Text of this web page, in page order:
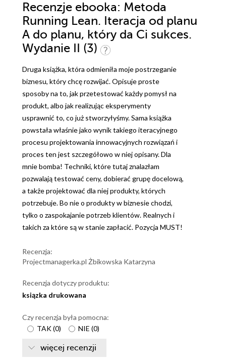
Recenzje ebooka: Metoda
Running Lean. Iteracja od planu
A do planu, który da Ci sukces.
Wydanie II (3)
Druga książka, która odmieniła moje postrzeganie
biznesu, który chcę rozwijać. Opisuje proste
sposoby na to, jak przetestować każdy pomysł na
produkt, albo jak realizując eksperymenty
usprawnić to, co już stworzyłyśmy. Sama książka
powstała właśnie jako wynik takiego iteracyjnego
procesu projektowania innowacyjnych rozwiązań i
proces ten jest szczegółowo w niej opisany. Dla
mnie bomba! Techniki, które tutaj znalazłam
pozwalają testować ceny, dobierać grupę docelową,
a także projektować dla niej produkty, których
potrzebuje. Bo nie o produkty w biznesie chodzi,
tylko o zaspokajanie potrzeb klientów. Realnych i
takich za które są w stanie zapłacić. Pozycja MUST!
Recenzja:
Projectmanagerka.pl Żbikowska Katarzyna
Recenzja dotyczy produktu:
ksiązka drukowana
Czy recenzja była pomocna:
TAK(0) NIE (0)
więcej recenzji